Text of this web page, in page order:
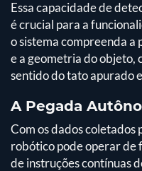
Essa capacidade de
é crucial para a
o sistema compreenda a
e a geometria do objeto,
sentido do tato apurado
A Pegada
Com os dados coletados
robótico pode operar de
de instruções contínuas